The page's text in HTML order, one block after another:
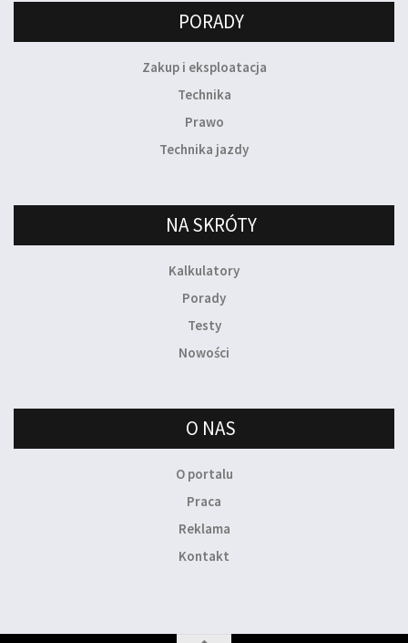
PORADY
Zakup i eksploatacja
Technika
Prawo
Technika jazdy
NA SKRÓTY
Kalkulatory
Porady
Testy
Nowości
O NAS
O portalu
Praca
Reklama
Kontakt